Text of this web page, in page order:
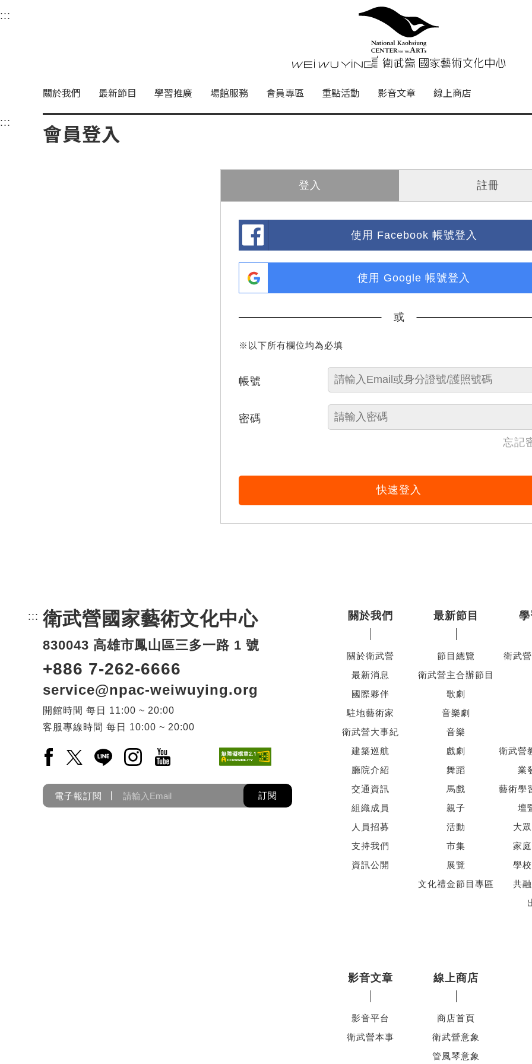
衛武營國家藝術文化中心
中央內容區塊，為本頁主要內容區。
::: 衛武營國家藝術文
關於我們 最新節目 學習推廣 場館服務 會員專區 重點活動 影音文章 線上商店
::: 中央內容區塊，為本頁主要內容區。
會員登入
登入 註冊
使用 Facebook 帳號登入
使用 Google 帳號登入
或
※以下所有欄位均為必填
帳號
密碼
忘記
快速登入
::: 頁尾網站資訊。
衛武營國家藝術文化中心
830043 高雄市鳳山區三多一路 1 號
+886 7-262-6666
service@npac-weiwuying.org
開館時間 每日
11:00 ~ 20:00
客服專線時間 每日 10:00 ~ 20:00
Facebook(另開新視窗)
X(另開新視窗)
LINE(另開新視窗)
Instagram(另開新視窗)
YouTube(另開新視窗)
電子報訂閱 訂閱
關於我們
關於衛武營
最新消息
國際夥伴
駐地藝術家
衛武營大事紀
建築巡航
廳院介紹
交通資訊
組織成員
人員招募
支持我們
資訊公開
最新節目
節目總覽
衛武營主合辦節目
歌劇
音樂劇
音樂
戲劇
舞蹈
馬戲
親子
活動
市集
展覽
文化禮金節目專區
衛武
衛武營
業
藝術學
壇
大
家
學
共
影音文章
影音平台
衛武營本事
線上商店
商店首頁
衛武營意象
管風琴意象